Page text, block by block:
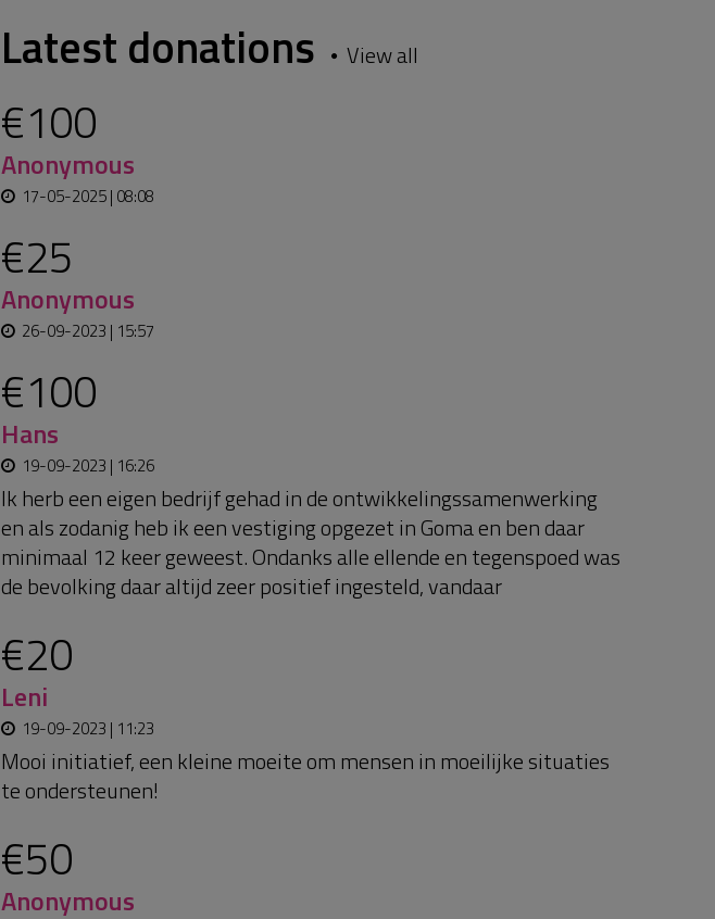
Latest donations View all
€100
Anonymous
17-05-2025 | 08:08
€25
Anonymous
26-09-2023 | 15:57
€100
Hans
19-09-2023 | 16:26
Ik herb een eigen bedrijf gehad in de ontwikkelingssamenwerking
en als zodanig heb ik een vestiging opgezet in Goma en ben daar
minimaal 12 keer geweest. Ondanks alle ellende en tegenspoed was
de bevolking daar altijd zeer positief ingesteld, vandaar
€20
Leni
19-09-2023 | 11:23
Mooi initiatief, een kleine moeite om mensen in moeilijke situaties
te ondersteunen!
€50
Anonymous